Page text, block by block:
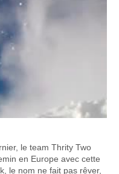
le team Thrity Two
en Europe avec cette
le nom ne fait pas rêver,